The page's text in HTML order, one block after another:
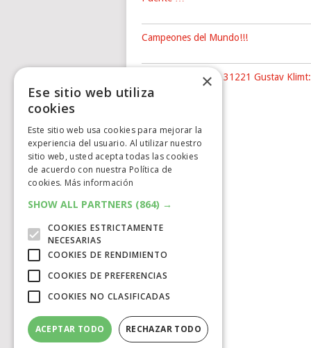
Campeones del Mundo!!!
Nuevo LEGO® Art 31221 Gustav Klimt:
The …
×
Ese sitio web utiliza
cookies
Este sitio web usa cookies para mejorar la
experiencia del usuario. Al utilizar nuestro
sitio web, usted acepta todas las cookies
de acuerdo con nuestra Política de
cookies. Más información
SHOW ALL PARTNERS (864) →
COOKIES ESTRICTAMENTE
NECESARIAS
COOKIES DE RENDIMIENTO
COOKIES DE PREFERENCIAS
COOKIES NO CLASIFICADAS
ACEPTAR TODO RECHAZAR TODO